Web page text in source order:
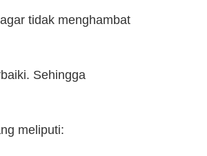
tidak menghambat
Sehingga
meliputi: